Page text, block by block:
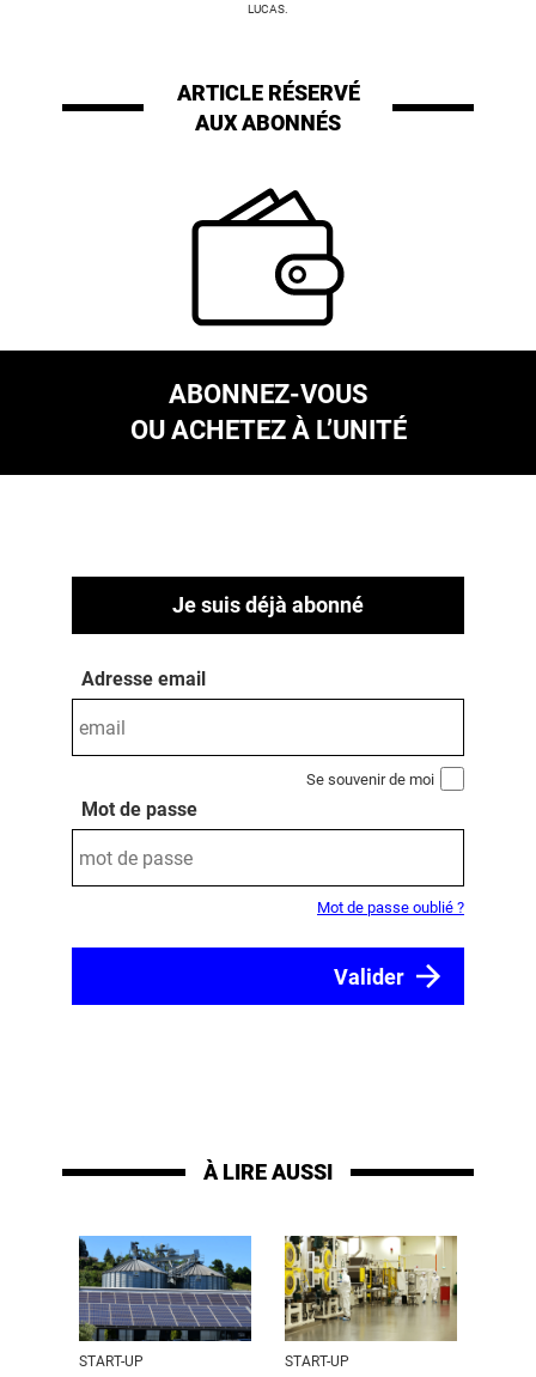
LUCAS.
ARTICLE RÉSERVÉ
AUX ABONNÉS
ABONNEZ-VOUS
OU ACHETEZ À L’UNITÉ
Je suis déjà abonné
Adresse email
Se souvenir de moi
Mot de passe
Mot de passe oublié ?
À LIRE AUSSI
START-UP START-UP